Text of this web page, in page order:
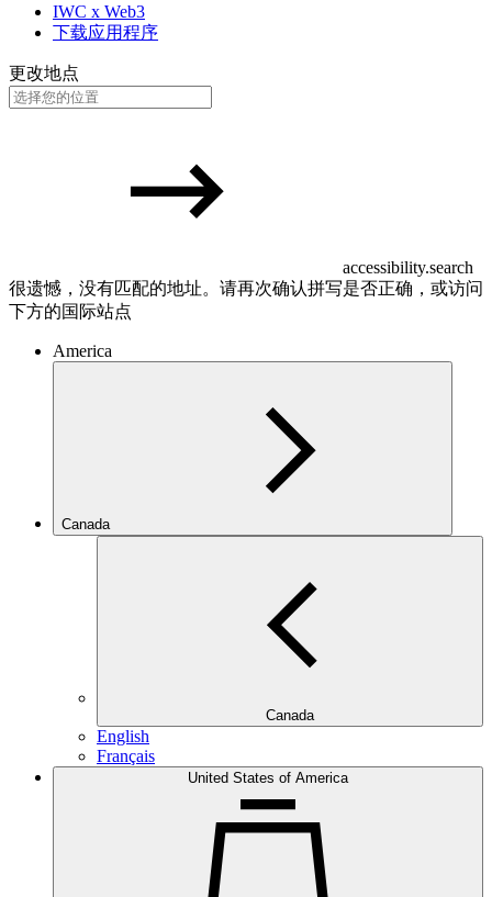
IWC x Web3
下载应用程序
更改地点
accessibility.search
很遗憾，没有匹配的地址。请再次确认拼写是否正确，或访问
下方的国际站点
America
Canada
Canada
English
Français
United States of America